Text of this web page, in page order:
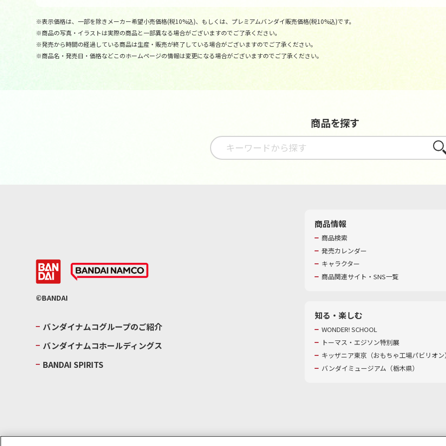
※表示価格は、一部を除きメーカー希望小売価格(税10%込)、もしくは、プレミアムバンダイ販売価格(税10%込)です。
※商品の写真・イラストは実際の商品と一部異なる場合がございますのでご了承ください。
※発売から時間の経過している商品は生産・販売が終了している場合がございますのでご了承ください。
※商品名・発売日・価格などこのホームページの情報は変更になる場合がございますのでご了承ください。
商品を探す
さが
©BANDAI
バンダイナムコグループのご紹介
バンダイナムコホールディングス
BANDAI SPIRITS
商品情報
商品検索
発売カレンダー
キャラクター
商品関連サイト・SNS一覧
知る・楽しむ
WONDER! SCHOOL
トーマス・エジソン特別展
キッザニア東京（おもちゃ工場パビリオ
バンダイミュージアム（栃木県）